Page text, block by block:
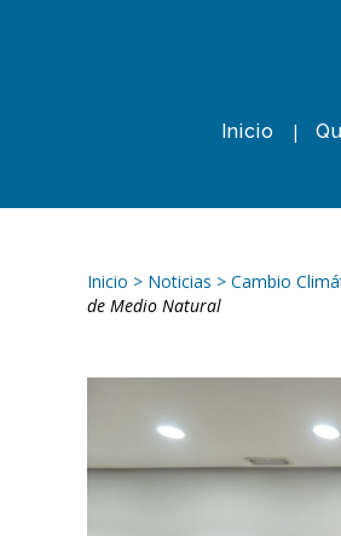
Inicio
Inicio > Noticias > Cambio
de Medio Natural